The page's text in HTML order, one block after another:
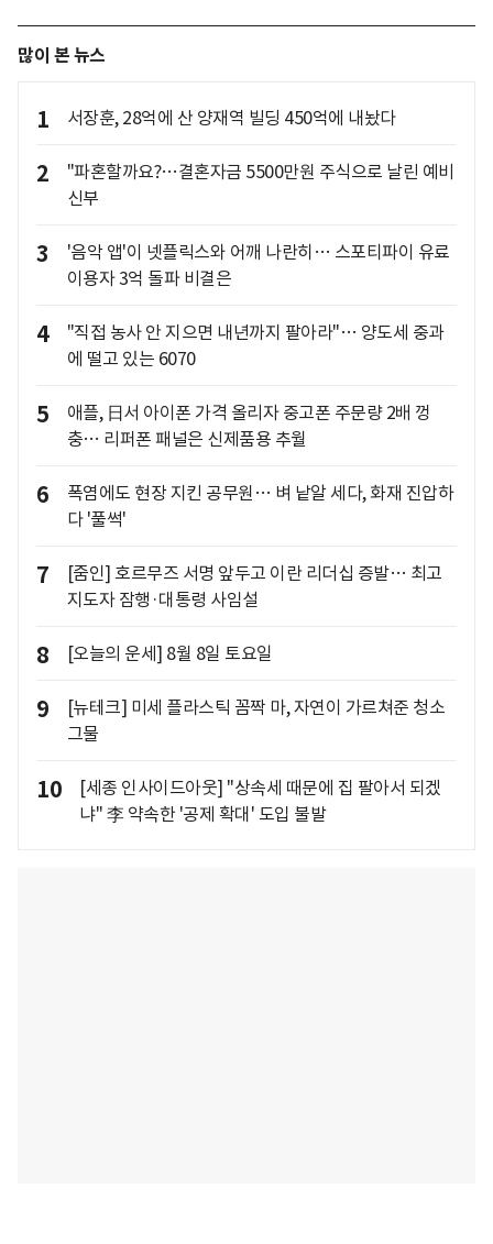
많이 본 뉴스
1 서장훈, 28억에 산 양재역 빌딩 450억에 내놨다
2
"파혼할까요?…결혼자금 5500만원 주식으로 날린 예비
신부
3
'음악 앱'이 넷플릭스와 어깨 나란히… 스포티파이 유료
이용자 3억 돌파 비결은
4
"직접 농사 안 지으면 내년까지 팔아라"… 양도세 중과
에 떨고 있는 6070
5
애플, 日서 아이폰 가격 올리자 중고폰 주문량 2배 껑
충… 리퍼폰 패널은 신제품용 추월
6
폭염에도 현장 지킨 공무원… 벼 낱알 세다, 화재 진압하
다 '풀썩'
7
[줌인] 호르무즈 서명 앞두고 이란 리더십 증발… 최고
지도자 잠행·대통령 사임설
8 [오늘의 운세] 8월 8일 토요일
9
[뉴테크] 미세 플라스틱 꼼짝 마, 자연이 가르쳐준 청소
그물
10
[세종 인사이드아웃] "상속세 때문에 집 팔아서 되겠
냐" 李 약속한 '공제 확대' 도입 불발